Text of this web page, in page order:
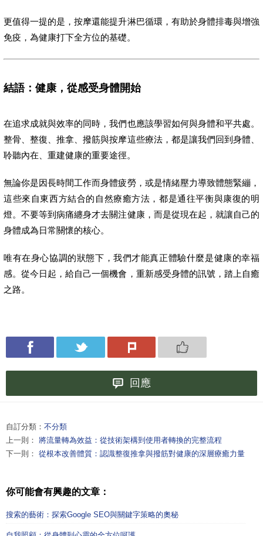
更值得一提的是，按摩還能提升淋巴循環，有助於身體排毒與增強
免疫，為健康打下全方位的基礎。
結語：健康，從感受身體開始
在追求成就與效率的同時，我們也應該學習如何與身體和平共處。
整骨、整復、推拿、撥筋與按摩這些療法，都是讓我們回到身體、
聆聽內在、重建健康的重要途徑。
無論你是因長時間工作而身體疲勞，或是情緒壓力導致體態緊繃，
這些來自東西方結合的自然療癒方法，都是通往平衡與康復的明
燈。不要等到病痛纏身才去關注健康，而是從現在起，就讓自己的
身體成為日常關懷的核心。
唯有在身心協調的狀態下，我們才能真正體驗什麼是健康的幸福
感。從今日起，給自己一個機會，重新感受身體的訊號，踏上自癒
之路。
回應
自訂分類： 不分類
上一則： 將流量轉為效益：從技術架構到使用者轉換的完整流程
下一則： 從根本改善體質：認識整復推拿與撥筋對健康的深層療癒力量
你可能會有興趣的文章：
搜索的藝術：探索Google SEO與關鍵字策略的奧秘